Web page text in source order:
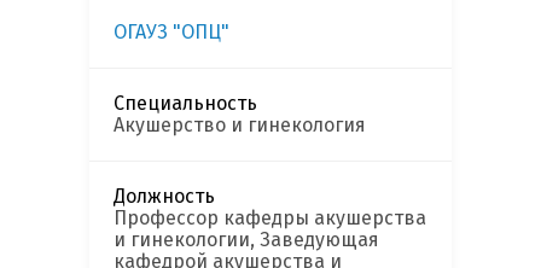
ОГАУЗ "ОПЦ"
Специальность
Акушерство и гинекология
Должность
Профессор кафедры акушерства
и гинекологии, Заведующая
кафедрой акушерства и